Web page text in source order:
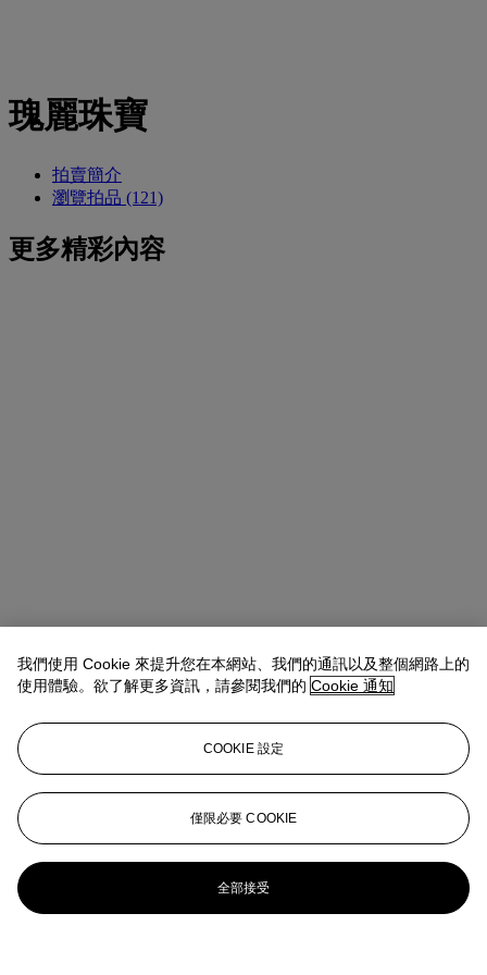
瑰麗珠寶
拍賣簡介
瀏覽拍品 (121)
更多精彩內容
我們使用 Cookie 來提升您在本網站、我們的通訊以及整個網路上的
使用體驗。欲了解更多資訊，請參閱我們的 Cookie 通知
COOKIE 設定
僅限必要 COOKIE
全部接受